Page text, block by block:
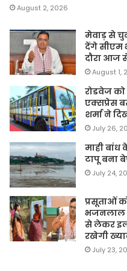
August 2, 2026
मेवाड़ से
देंगे सीएम
दौरा आज
August 1,
रोडवेज
एक्सप्रेस
शर्मा ने
July 26,
माही
टापू बना
July 24,
प्रसूताओं
भजनलाल
से लेकर
रखेगी
July 23,